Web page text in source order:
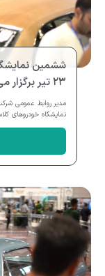
ششمین
۲۳ تیر برگزار می‌شود
مدیر روابط عمومی
نمایشگاه خودروهای